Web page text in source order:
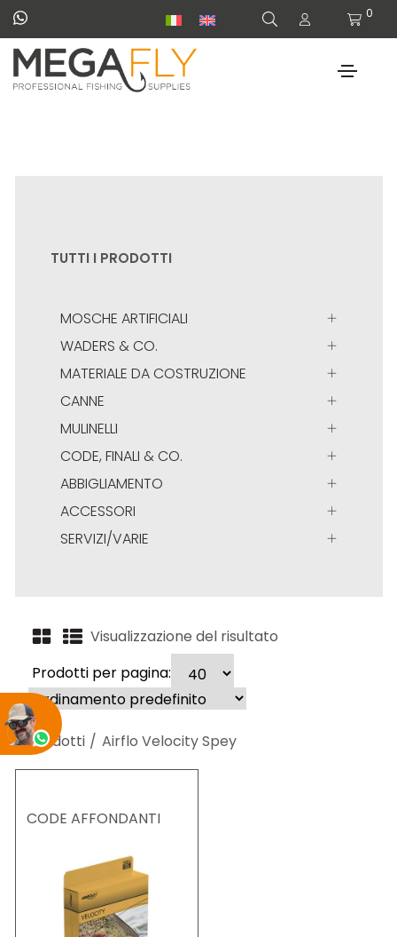
0
TUTTI I PRODOTTI
MOSCHE ARTIFICIALI
WADERS & CO.
MATERIALE DA COSTRUZIONE
CANNE
MULINELLI
CODE, FINALI & CO.
ABBIGLIAMENTO
ACCESSORI
SERVIZI/VARIE
Visualizzazione del risultato
Prodotti per pagina:
Prodotti Airflo Velocity Spey
CODE AFFONDANTI